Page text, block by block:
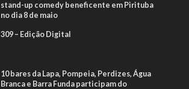
stand-up comedy beneficente em Pirituba
no dia 8 de maio
309 – Edição Digital
10 bares da Lapa, Pompeia, Perdizes, Água
Branca e Barra Funda participam do